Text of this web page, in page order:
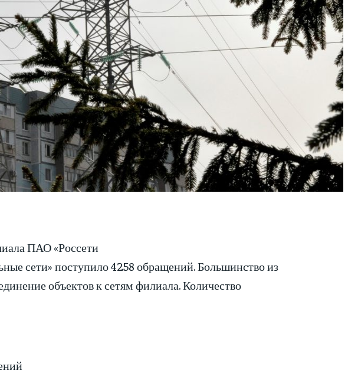
ПАО «Россети
сети» поступило 4258 обращений. Большинство из
объектов к сетям филиала. Количество